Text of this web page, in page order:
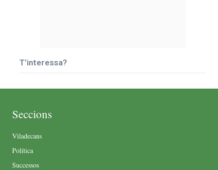
T’interessa?
Seccions
Viladecans
Política
Successos